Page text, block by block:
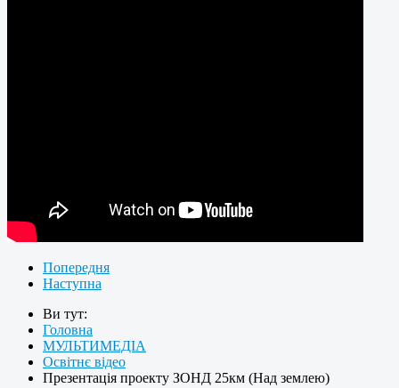
Попередня
Наступна
Ви тут:
Головна
МУЛЬТИМЕДІА
Освітнє відео
Презентація проекту ЗОНД 25км (Над землею)